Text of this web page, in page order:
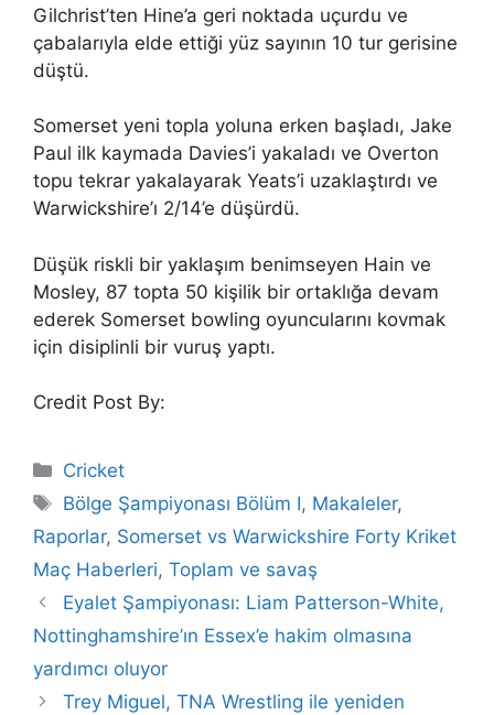
Gilchrist’ten Hine’a geri noktada uçurdu ve
çabalarıyla elde ettiği yüz sayının 10 tur gerisine
düştü.
Somerset yeni topla yoluna erken başladı, Jake
Paul ilk kaymada Davies’i yakaladı ve Overton
topu tekrar yakalayarak Yeats’i uzaklaştırdı ve
Warwickshire’ı 2/14’e düşürdü.
Düşük riskli bir yaklaşım benimseyen Hain ve
Mosley, 87 topta 50 kişilik bir ortaklığa devam
ederek Somerset bowling oyuncularını kovmak
için disiplinli bir vuruş yaptı.
Credit Post By:
Categories
Cricket
Tags
Bölge Şampiyonası Bölüm I, Makaleler,
Raporlar, Somerset vs Warwickshire Forty Kriket
Maç Haberleri, Toplam ve savaş
Eyalet Şampiyonası: Liam Patterson-White,
Nottinghamshire’ın Essex’e hakim olmasına
yardımcı oluyor
Trey Miguel, TNA Wrestling ile yeniden